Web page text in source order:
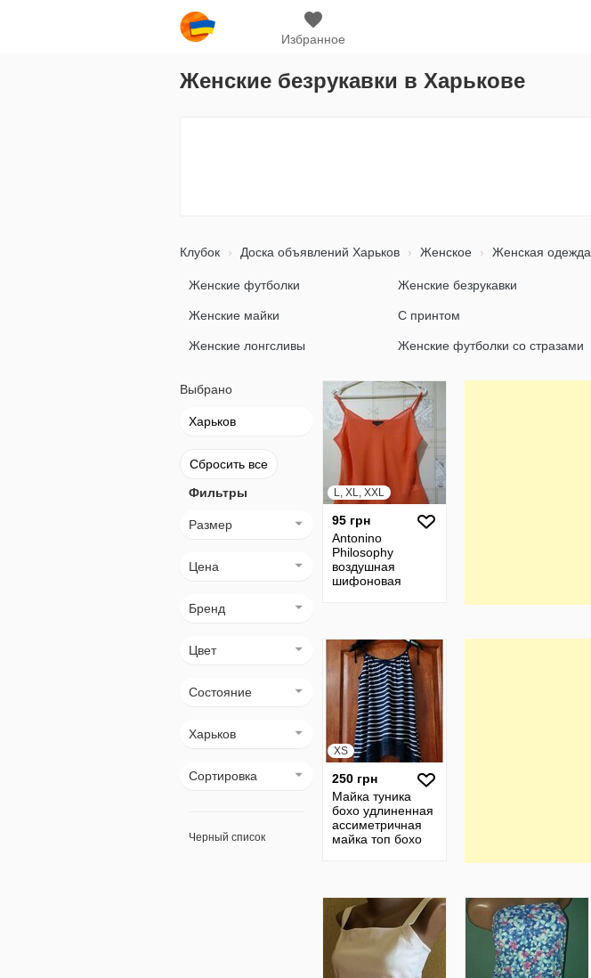
Избранное
Женские безрукавки в Харькове
Клубок Доска объявлений Харьков Женское Женская одежда
Женские футболки Женские безрукавки
Женские майки С принтом
Женские лонгсливы Женские футболки со стразами
Выбрано
Харьков
Сбросить все
Фильтры
Размер
Цена
Бренд
Цвет
Состояние
Харьков
Сортировка
Черный список
L, XL, XXL
95 грн
Antonino
Philosophy
воздушная
шифоновая
бретелях
XS
250 грн
Майка туника
бохо удлиненная
ассиметричная
майка топ бохо